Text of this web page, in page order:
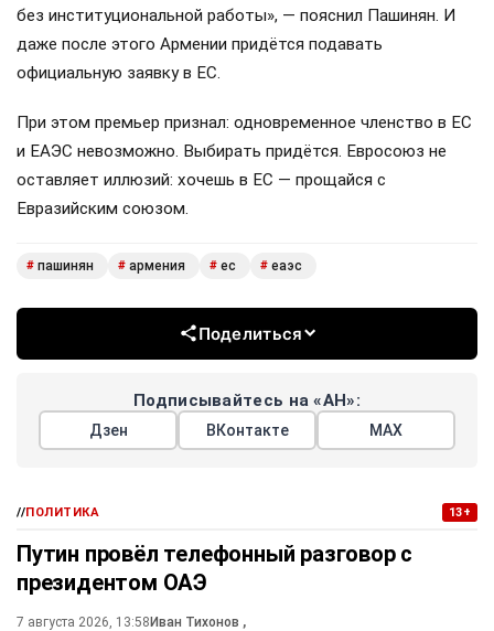
без институциональной работы», — пояснил Пашинян. И
даже после этого Армении придётся подавать
официальную заявку в ЕС.
При этом премьер признал: одновременное членство в ЕС
и ЕАЭС невозможно. Выбирать придётся. Евросоюз не
оставляет иллюзий: хочешь в ЕС — прощайся с
Евразийским союзом.
# пашинян # армения # ес # еаэс
Поделиться
Подписывайтесь на «АН»:
Дзен ВКонтакте МАХ
//ПОЛИТИКА 13+
Путин провёл телефонный разговор с
президентом ОАЭ
7 августа 2026, 13:58Иван Тихонов ,